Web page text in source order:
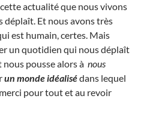
actualité que nous vivons
déplaît. Et nous avons très
est humain, certes. Mais
un quotidien qui nous déplaît
nous pousse alors à nous
un monde idéalisédans lequel
pour tout et au revoir